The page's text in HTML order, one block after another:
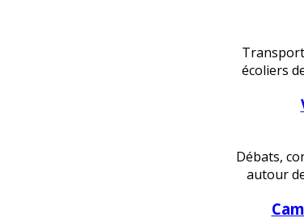
écoliers
Débats,
autour